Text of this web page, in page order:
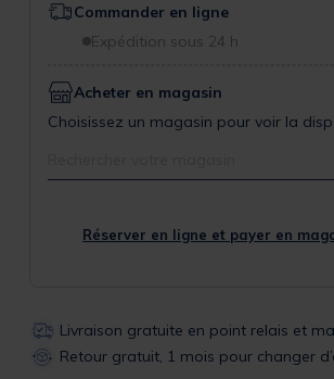
Commander en ligne
Expédition sous 24 h
Acheter en magasin
Choisissez un magasin pour voir la
Réserver en ligne et payer en
Livraison gratuite en point relais et
Retour gratuit, 1 mois pour changer